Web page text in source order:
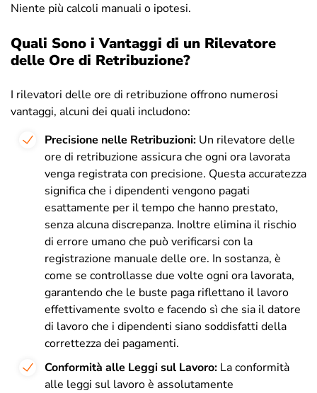
Niente più calcoli manuali o ipotesi.
Quali Sono i Vantaggi di un Rilevatore
delle Ore di Retribuzione?
I rilevatori delle ore di retribuzione offrono numerosi
vantaggi, alcuni dei quali includono:
Precisione nelle Retribuzioni: Un rilevatore delle
ore di retribuzione assicura che ogni ora lavorata
venga registrata con precisione. Questa accuratezza
significa che i dipendenti vengono pagati
esattamente per il tempo che hanno prestato,
senza alcuna discrepanza. Inoltre elimina il rischio
di errore umano che può verificarsi con la
registrazione manuale delle ore. In sostanza, è
come se controllasse due volte ogni ora lavorata,
garantendo che le buste paga riflettano il lavoro
effettivamente svolto e facendo sì che sia il datore
di lavoro che i dipendenti siano soddisfatti della
correttezza dei pagamenti.
Conformità alle Leggi sul Lavoro: La conformità
alle leggi sul lavoro è assolutamente